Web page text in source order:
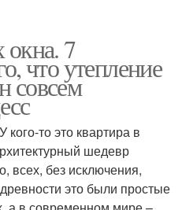
окна. 7
что утепление
совсем
то это квартира в
шедевр
всех, без исключения,
это были простые